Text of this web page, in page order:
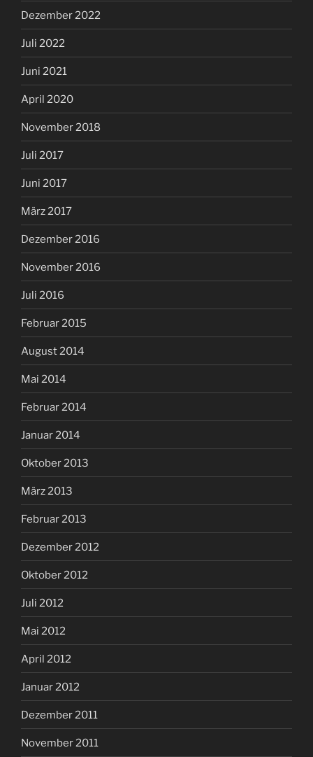
Dezember 2022
Juli 2022
Juni 2021
April 2020
November 2018
Juli 2017
Juni 2017
März 2017
Dezember 2016
November 2016
Juli 2016
Februar 2015
August 2014
Mai 2014
Februar 2014
Januar 2014
Oktober 2013
März 2013
Februar 2013
Dezember 2012
Oktober 2012
Juli 2012
Mai 2012
April 2012
Januar 2012
Dezember 2011
November 2011